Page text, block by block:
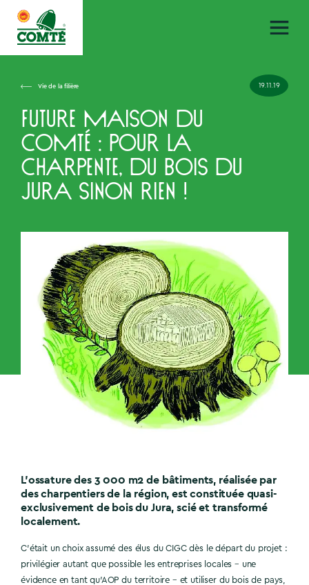
Vie de la filière 19.11.19
Future Maison du
Comté : pour la
charpente, du bois du
Jura sinon rien !
L’ossature des 3 000 m2 de bâtiments, réalisée par
des charpentiers de la région, est constituée quasi-
exclusivement de bois du Jura, scié et transformé
localement.
C’était un choix assumé des élus du CIGC dès le départ du projet :
privilégier autant que possible les entreprises locales – une
évidence en tant qu’AOP du territoire – et utiliser du bois de pays,